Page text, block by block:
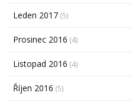
Leden 2017 (5)
Prosinec 2016 (4)
Listopad 2016 (4)
Říjen 2016 (5)